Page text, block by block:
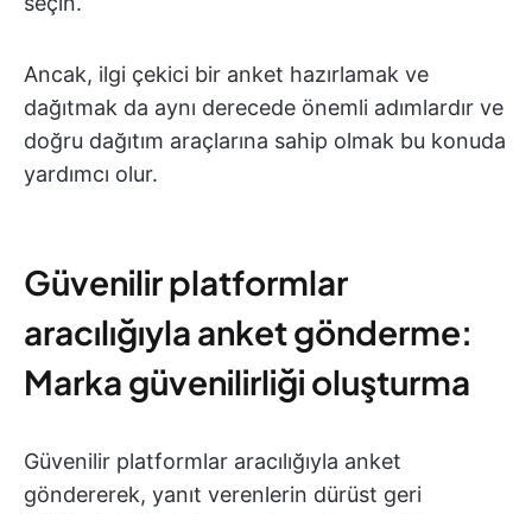
Ancak, ilgi çekici bir anket hazırlamak ve
dağıtmak da aynı derecede önemli adımlardır ve
doğru dağıtım araçlarına sahip olmak bu konuda
yardımcı olur.
Güvenilir platformlar
aracılığıyla anket gönderme:
Marka güvenilirliği oluşturma
Güvenilir platformlar aracılığıyla anket
göndererek, yanıt verenlerin dürüst geri